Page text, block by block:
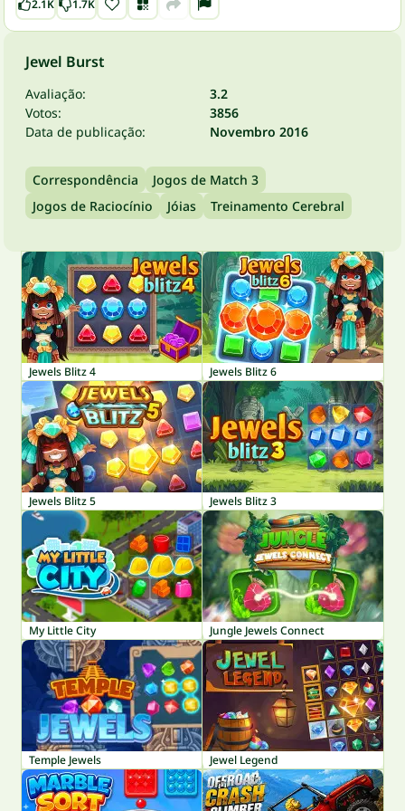
2.1K 1.7K
Jewel Burst
Avaliação:
3.2
Votos:
3856
Data de publicação:
Novembro 2016
Correspondência
Jogos de Match 3
Jogos de Raciocínio
Jóias Treinamento Cerebral
Jewels Blitz 4 Jewels Blitz 6
Jewels Blitz 5 Jewels Blitz 3
My Little City Jungle Jewels Connect
Temple Jewels Jewel Legend